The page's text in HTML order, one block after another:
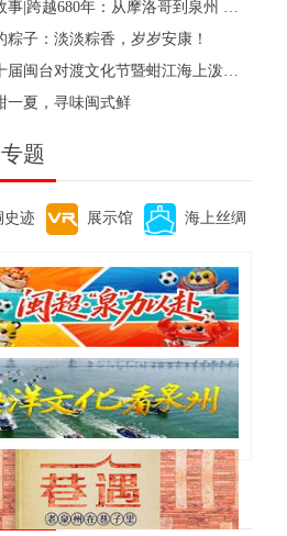
粽子：淡淡粽香，岁岁安康！
一夏，寻味闽式鲜
题
史迹 展示馆 海上丝绸
讯